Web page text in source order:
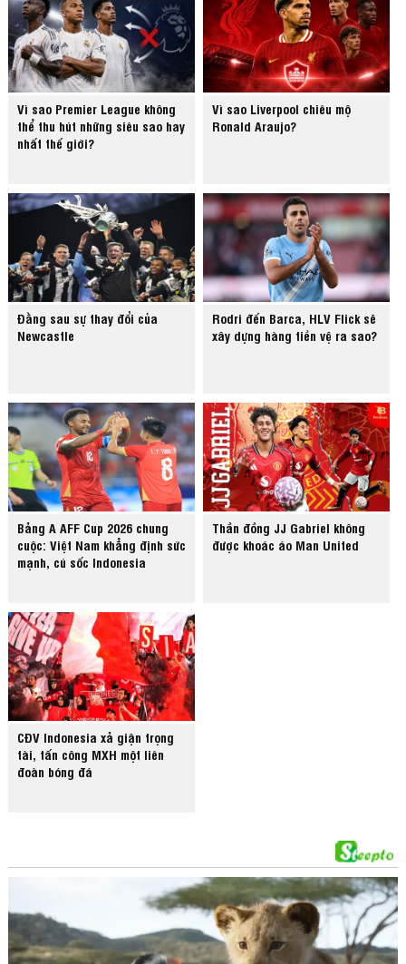
Vì sao Premier League không
thể thu hút những siêu sao hay
nhất thế giới?
Vì sao Liverpool chiêu mộ
Ronald Araujo?
Đằng sau sự thay đổi của
Newcastle
Rodri đến Barca, HLV Flick sẽ
xây dựng hàng tiền vệ ra sao?
Bảng A AFF Cup 2026 chung
cuộc: Việt Nam khẳng định sức
mạnh, cú sốc Indonesia
Thần đồng JJ Gabriel không
được khoác áo Man United
CĐV Indonesia xả giận trọng
tài, tấn công MXH một liên
đoàn bóng đá